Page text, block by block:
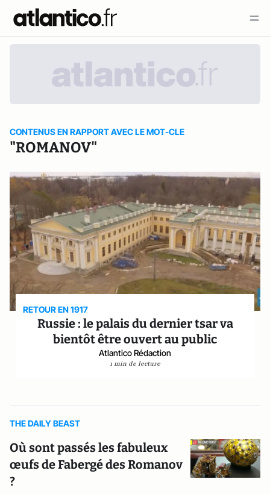
CONTENUS EN RAPPORT AVEC LE MOT-CLE
"ROMANOV"
RETOUR EN 1917
Russie : le palais du dernier tsar va
bientôt être ouvert au public
Atlantico Rédaction
1 min de lecture
THE DAILY BEAST
Où sont passés les fabuleux
œufs de Fabergé des Romanov
?